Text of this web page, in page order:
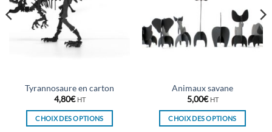
Tyrannosaure en carton
4,80€ HT
CHOIX DES OPTIONS
Animaux savane
5,00€ HT
CHOIX DES OPTIONS